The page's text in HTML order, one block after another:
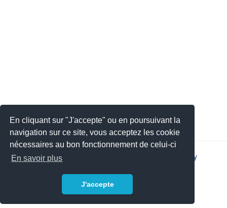
En cliquant sur "J'accepte" ou en poursuivant la
navigation sur ce site, vous acceptez les cookie
nécessaires au bon fonctionnement de celui-ci
En savoir plus
J'accepte
2026 © JSYS | Privacy policy